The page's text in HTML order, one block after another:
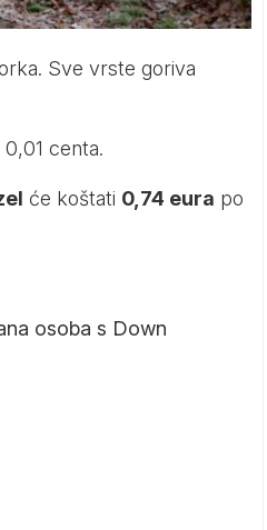
Sve vrste goriva
centa.
će koštati 0,74 eura po
osoba s Down